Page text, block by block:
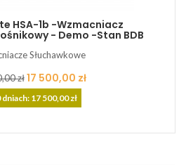
HSA-1b -Wzmacniacz
- Demo -Stan BDB
Słuchawkowe
zł Cena
17 500,00 zł
17 500,00 zł